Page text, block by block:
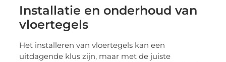
Installatie en onderhoud van
vloertegels
Het installeren van vloertegels kan een
uitdagende klus zijn, maar met de juiste